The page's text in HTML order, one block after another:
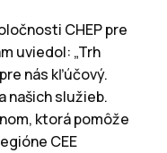
CHEP pre
uviedol: „Trh
nás kľúčový.
našich služieb.
ktorá pomôže
CEE